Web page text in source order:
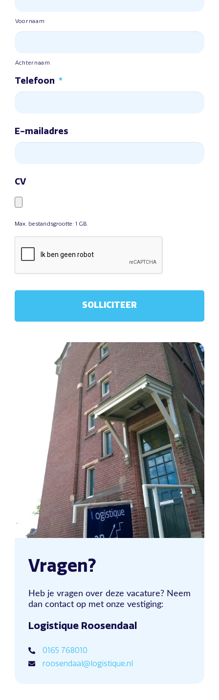
Voornaam
Achternaam
Telefoon *
E-mailadres
CV
Max. bestandsgrootte: 1 GB.
Vragen?
Heb je vragen over deze vacature? Neem
dan contact op met onze vestiging:
Logistique Roosendaal
0165 768010
roosendaal@logistique.nl